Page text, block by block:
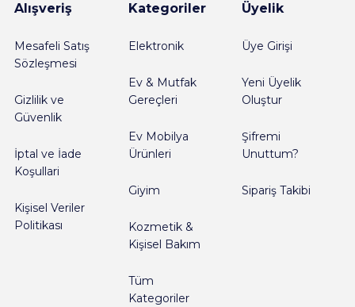
Alışveriş
Mesafeli Satış
Sözleşmesi
Gizlilik ve
Güvenlik
İptal ve İade
Koşullari
Kişisel Veriler
Politikası
Kategoriler
Elektronik
Ev & Mutfak
Gereçleri
Ev Mobilya
Ürünleri
Giyim
Kozmetik &
Kişisel Bakım
Tüm
Kategoriler
Üyelik
Üye Girişi
Yeni Üyelik
Oluştur
Şifremi
Unuttum?
Sipariş Takibi